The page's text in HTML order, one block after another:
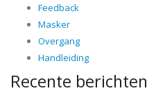
Feedback
Masker
Overgang
Handleiding
Recente berichten